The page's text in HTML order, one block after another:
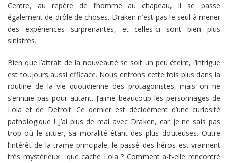
Centre, au repère de l’homme au chapeau, il se passe
également de drôle de choses. Draken n’est pas le seul à mener
des expériences surprenantes, et celles-ci sont bien plus
sinistres.
Bien que l’attrait de la nouveauté se soit un peu éteint, l’intrigue
est toujours aussi efficace. Nous entrons cette fois plus dans la
routine de la vie quotidienne des protagonistes, mais on ne
s’ennuie pas pour autant. J’aime beaucoup les personnages de
Lola et de Detroit. Ce dernier est décidément d’une curiosité
pathologique ! J’ai plus de mal avec Draken, car je ne sais pas
trop où le situer, sa moralité étant des plus douteuses. Outre
l’intérêt de la trame principale, le passé des héros est vraiment
très mystérieux : que cache Lola ? Comment a-t-elle rencontré